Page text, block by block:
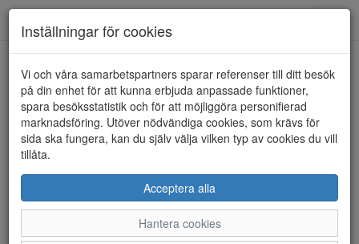
HEM ARCOPEDICO
Inställningar för cookies
Vi och våra samarbetspartners sparar referenser till ditt besök
på din enhet för att kunna erbjuda anpassade funktioner,
spara besöksstatistik och för att möjliggöra personifierad
marknadsföring. Utöver nödvändiga cookies, som krävs för
sida ska fungera, kan du själv välja vilken typ av cookies du vill
tillåta.
Acceptera alla
Hantera cookies